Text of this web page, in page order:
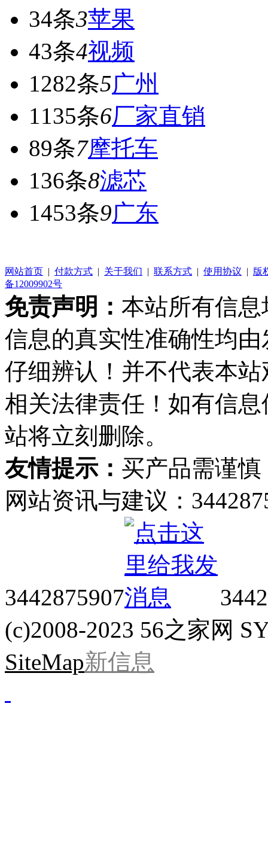
34条3苹果
43条4视频
1282条5广州
1135条6厂家直销
89条7摩托车
136条8滤芯
1453条9广东
网站首页 | 付款方式 | 关于我们 | 联系方式 | 使用协议 | 版
备12009902号
免责声明： 本站所有信
信息的真实性准确性均
仔细辨认！并不代表本站
相关法律责任！如有信
站将立刻删除。
友情提示： 买产品需谨慎
网站资讯与建议：
3442875907
(c)2008-2023 56之家网
SiteMap新信息